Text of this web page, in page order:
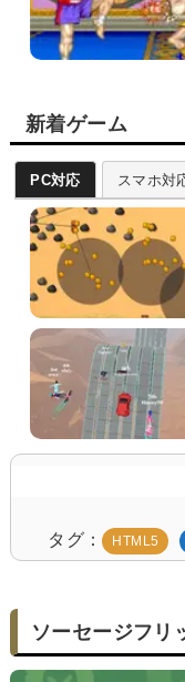
新着ゲーム
PC対応 スマホ対
タグ HTML5
ソーセージフリ